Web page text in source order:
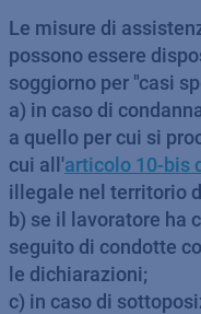
Le misure di
possono essere
soggiorno per "casi
a) in caso di
a quello per cui si
cui all'articolo 10-bis
illegale nel territorio
b) se il lavoratore ha
seguito di condotte
le dichiarazioni;
c) in caso di